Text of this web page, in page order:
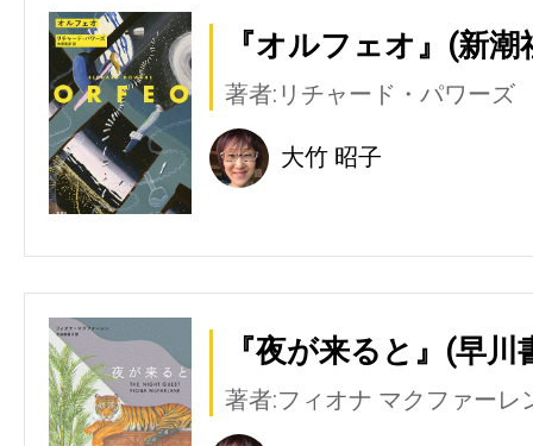
『オルフェオ』(新潮
著者:リチャード・パワーズ
大竹 昭子
『夜が来ると』(早川
著者:フィオナ マクファーレ